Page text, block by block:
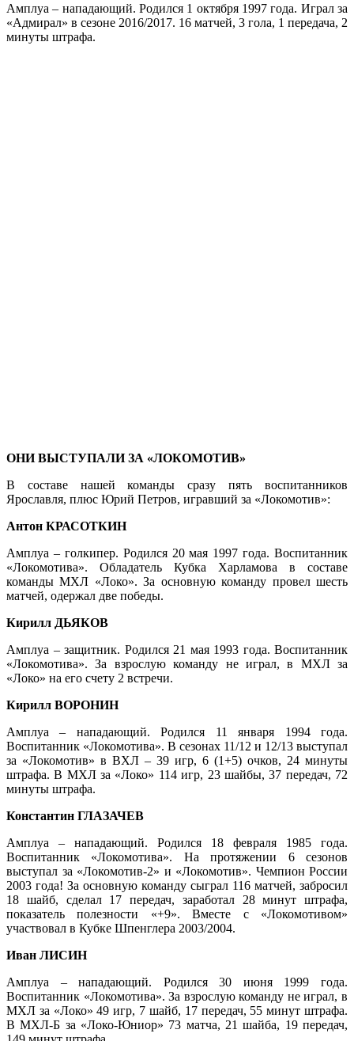
Амплуа – нападающий. Родился 1 октября 1997 года. Играл за
«Адмирал» в сезоне 2016/2017. 16 матчей, 3 гола, 1 передача, 2
минуты штрафа.
ОНИ ВЫСТУПАЛИ ЗА «ЛОКОМОТИВ»
В составе нашей команды сразу пять воспитанников
Ярославля, плюс Юрий Петров, игравший за «Локомотив»:
Антон КРАСОТКИН
Амплуа – голкипер. Родился 20 мая 1997 года. Воспитанник
«Локомотива». Обладатель Кубка Харламова в составе
команды МХЛ «Локо». За основную команду провел шесть
матчей, одержал две победы.
Кирилл ДЬЯКОВ
Амплуа – защитник. Родился 21 мая 1993 года. Воспитанник
«Локомотива». За взрослую команду не играл, в МХЛ за
«Локо» на его счету 2 встречи.
Кирилл ВОРОНИН
Амплуа – нападающий. Родился 11 января 1994 года.
Воспитанник «Локомотива». В сезонах 11/12 и 12/13 выступал
за «Локомотив» в ВХЛ – 39 игр, 6 (1+5) очков, 24 минуты
штрафа. В МХЛ за «Локо» 114 игр, 23 шайбы, 37 передач, 72
минуты штрафа.
Константин ГЛАЗАЧЕВ
Амплуа – нападающий. Родился 18 февраля 1985 года.
Воспитанник «Локомотива». На протяжении 6 сезонов
выступал за «Локомотив-2» и «Локомотив». Чемпион России
2003 года! За основную команду сыграл 116 матчей, забросил
18 шайб, сделал 17 передач, заработал 28 минут штрафа,
показатель полезности «+9». Вместе с «Локомотивом»
участвовал в Кубке Шпенглера 2003/2004.
Иван ЛИСИН
Амплуа – нападающий. Родился 30 июня 1999 года.
Воспитанник «Локомотива». За взрослую команду не играл, в
МХЛ за «Локо» 49 игр, 7 шайб, 17 передач, 55 минут штрафа.
В МХЛ-Б за «Локо-Юниор» 73 матча, 21 шайба, 19 передач,